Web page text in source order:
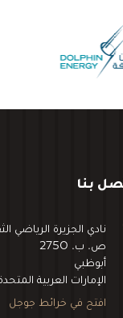
بنا
نادي الجزيرة الرياضي
ص. ب. 2750
أبوظبي
الإمارات العربية
افتح في خرائط جوجل